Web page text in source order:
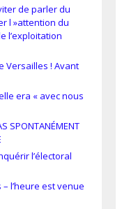
de parler du
l »attention du
l’exploitation
Versailles ! Avant
era « avec nous
SPONTANÉMENT
l’électoral
l’heure est venue